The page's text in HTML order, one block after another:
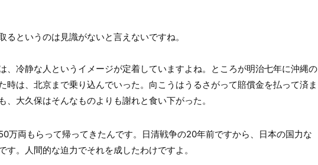
るというのは見識がないと言えないですね。
、冷静な人というイメージが定着していますよね。ところが明治七年に沖縄の
時は、北京まで乗り込んでいった。向こうはうるさがって賠償金を払って済ま
、大久保はそんなものよりも謝れと食い下がった。
万両もらって帰ってきたんです。日清戦争の20年前ですから、日本の国力な
す。人間的な迫力でそれを成したわけですよ。